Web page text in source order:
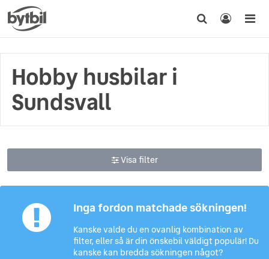
Hobby husbilar i
Sundsvall
Visa filter
Inga fordon matchade sökningen!
Kanske valde du en ovanlig kombination av
filter, eller så är din önskebil väldigt populär! Du
kanske kan bredda sökningen något?